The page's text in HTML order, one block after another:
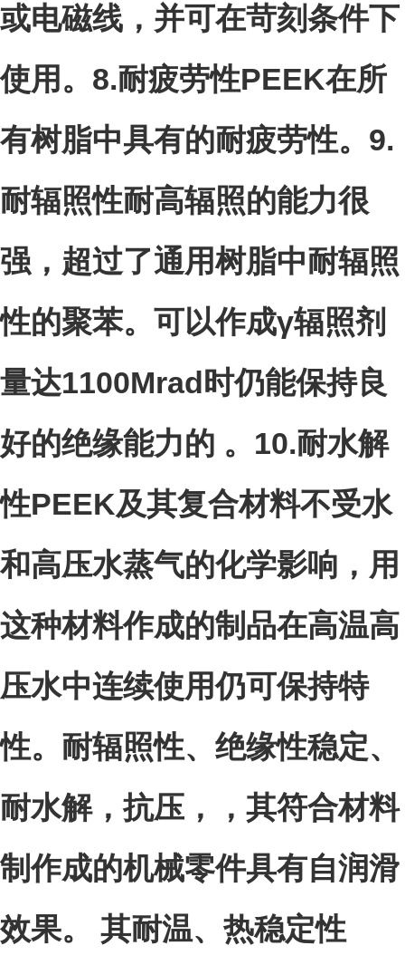
或电磁线，并可在苛刻条件下
使用。 8.耐疲劳性PEEK在所
有树脂中具有的耐疲劳性。 9.
耐辐照性耐高辐照的能力很
强，超过了通用树脂中耐辐照
性的聚苯。可以作成γ辐照剂
量达1100Mrad时仍能保持良
好的绝缘能力的 。 10.耐水解
性PEEK及其复合材料不受水
和高压水蒸气的化学影响，用
这种材料作成的制品在高温高
压水中连续使用仍可保持特
性。 耐辐照性、绝缘性稳定、
耐水解，抗压，，其符合材料
制作成的机械零件具有自润滑
效果。 其耐温、热稳定性